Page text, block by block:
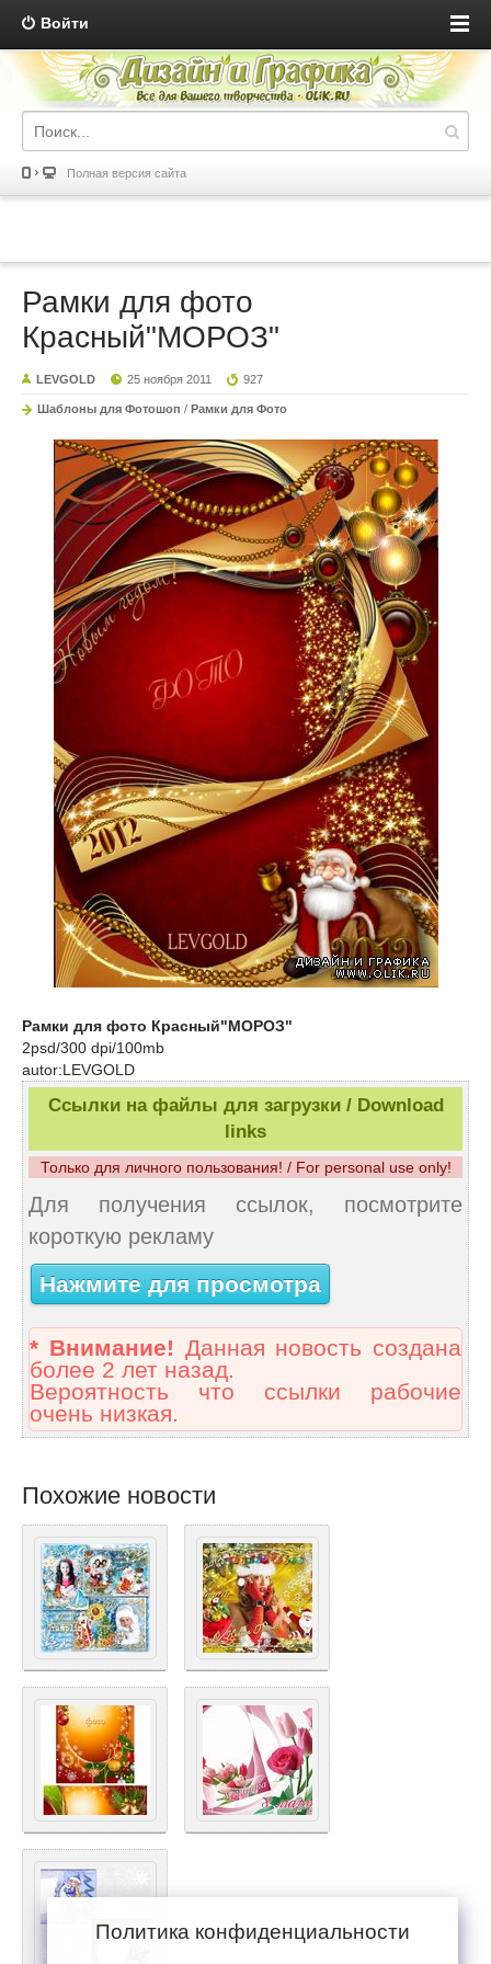
Войти
Полная версия сайта
Рамки для фото
Красный"МОРОЗ"
LEVGOLD 25 ноября 2011 927
Шаблоны для Фотошоп / Рамки для Фото
Рамки для фото Красный"МОРОЗ"
2psd/300 dpi/100mb
autor:LEVGOLD
Ссылки на файлы для загрузки / Download
links
Только для личного пользования! / For personal use only!
Для получения ссылок, посмотрите
короткую рекламу
Нажмите для просмотра
* Внимание! Данная новость создана
более 2 лет назад.
Вероятность что ссылки рабочие
очень низкая.
Похожие новости
Политика конфиденциальности